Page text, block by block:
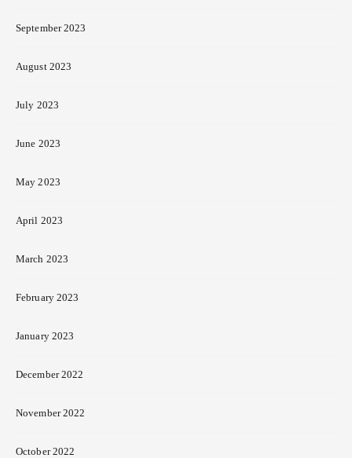
September 2023
August 2023
July 2023
June 2023
May 2023
April 2023
March 2023
February 2023
January 2023
December 2022
November 2022
October 2022